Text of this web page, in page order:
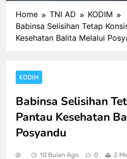
Home TNI AD
KODIM
Babinsa Selisihan Tetap
Kesehatan Balita Melalui
KODIM
Babinsa Selisihan
Pantau Kesehatan
Posyandu
10 Bulan Ago 0 2